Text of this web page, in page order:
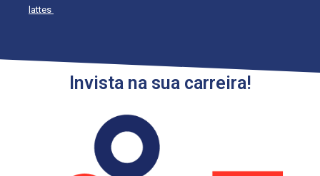
lattes
Invista na sua carreira!